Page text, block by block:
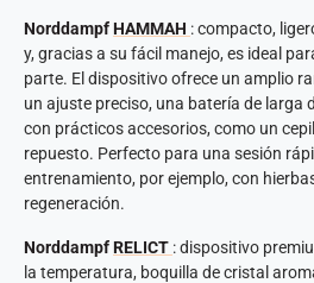
NorddampfHAMMAH : compacto,
y, gracias a su fácil manejo, es ideal
parte. El dispositivo ofrece un amplio
un ajuste preciso, una batería de larga
con prácticos accesorios, como un
repuesto. Perfecto para una sesión
entrenamiento, por ejemplo, con
regeneración.
NorddampfRELICT : dispositivo
la temperatura, boquilla de cristal